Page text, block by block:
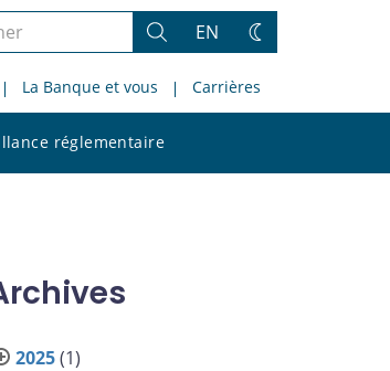
Rechercher
EN
Changez
thème
La Banque et vous Carrières
réglementaire
le
2025(1)